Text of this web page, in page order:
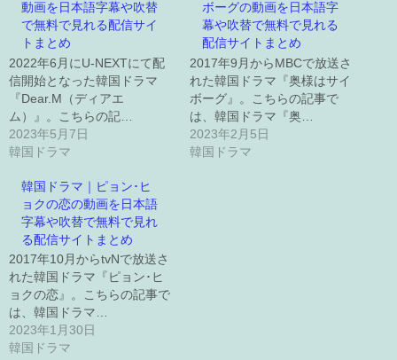
動画を日本語字幕や吹替
で無料で見れる配信サイ
トまとめ
2022年6月にU-NEXTにて配
信開始となった韓国ドラマ
『Dear.M（ディアエ
ム）』。こちらの記…
2023年5月7日
韓国ドラマ
ボーグの動画を日本語字
幕や吹替で無料で見れる
配信サイトまとめ
2017年9月からMBCで放送さ
れた韓国ドラマ『奥様はサイ
ボーグ』。こちらの記事で
は、韓国ドラマ『奥…
2023年2月5日
韓国ドラマ
韓国ドラマ｜ピョン･ヒ
ョクの恋の動画を日本語
字幕や吹替で無料で見れ
る配信サイトまとめ
2017年10月からtvNで放送さ
れた韓国ドラマ『ピョン･ヒ
ョクの恋』。こちらの記事で
は、韓国ドラマ…
2023年1月30日
韓国ドラマ